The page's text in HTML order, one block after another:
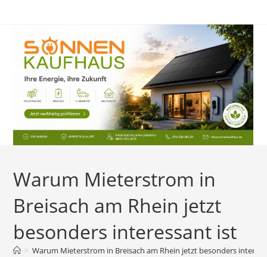
Warum Mieterstrom in
Breisach am Rhein jetzt
besonders interessant ist
> Warum Mieterstrom in Breisach am Rhein jetzt besonders